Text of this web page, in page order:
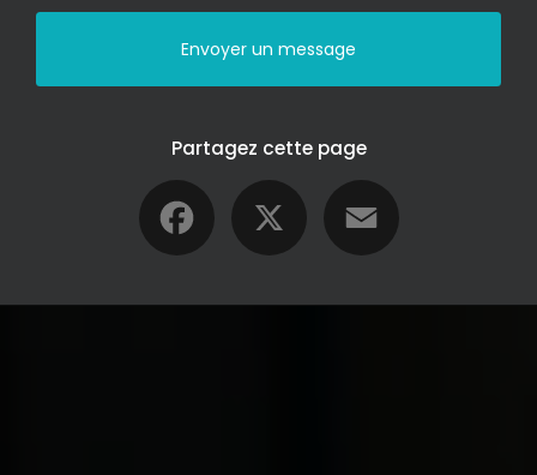
Envoyer un message
Partagez cette page
Facebook